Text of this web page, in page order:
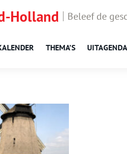
Holland Beleef de
THEMA’S UITAGENDA